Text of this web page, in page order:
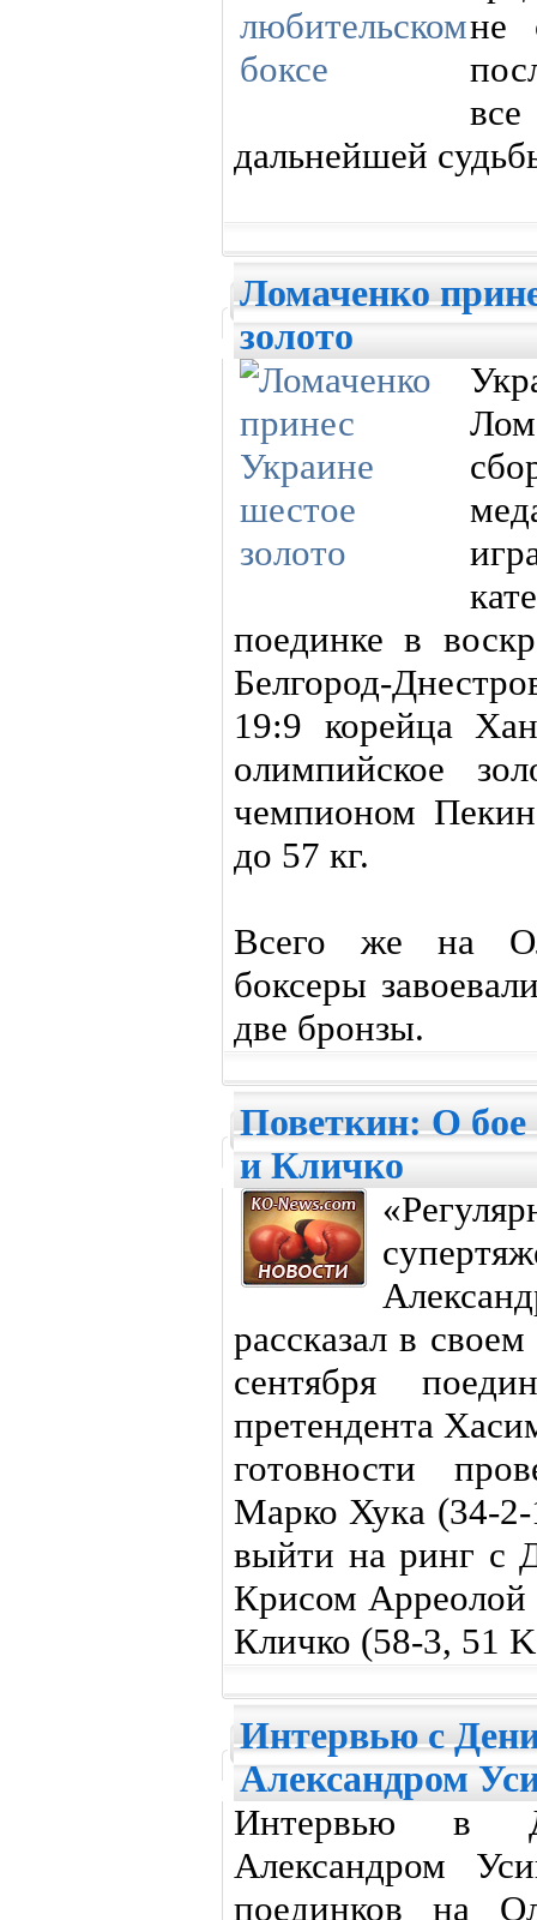
не
дальнейшей
Ломаченко
золото
поединке в
Белгород-
19:9 корейца
олимпийское
чемпионом
до 57 кг.
Всего же на
боксеры
две бронзы.
Поветкин: О бое
и Кличко
рассказал в
сентября
претендента
готовности
Марко Хука (34-
выйти на ринг с
Крисом
Кличко (58-3, 51
Интервью с
Александром
Интервью в
Александром
поединков на